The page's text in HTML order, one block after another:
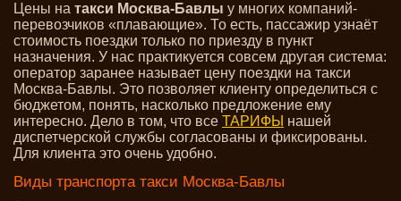
Цены на такси Москва-Бавлы у многих компаний-
перевозчиков «плавающие». То есть, пассажир узнаёт
стоимость поездки только по приезду в пункт
назначения. У нас практикуется совсем другая система:
оператор заранее называет цену поездки на такси
Москва-Бавлы. Это позволяет клиенту определиться с
бюджетом, понять, насколько предложение ему
интересно. Дело в том, что все ТАРИФЫ нашей
диспетчерской службы согласованы и фиксированы.
Для клиента это очень удобно.
Виды транспорта такси Москва-Бавлы